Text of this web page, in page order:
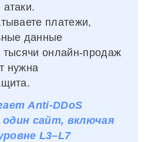
платежи,
данные
тысячи онлайн‑продаж
нужна
Anti‑DDoS
один сайт, включая
L3–L7